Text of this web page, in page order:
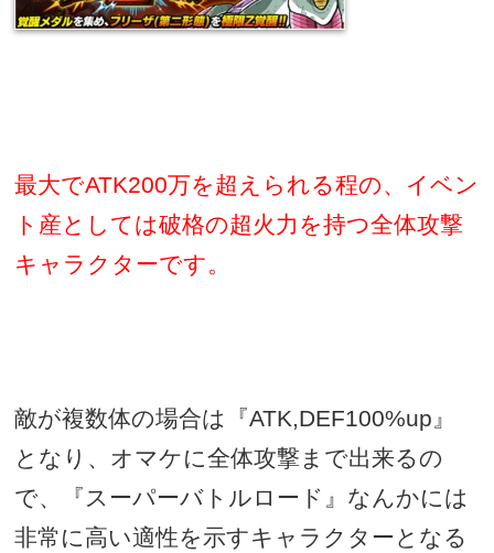
最大でATK200万を超えられる程の、イベン
ト産としては破格の超火力を持つ全体攻撃
キャラクターです。
敵が複数体の場合は『ATK,DEF100%up』
となり、オマケに全体攻撃まで出来るの
で、『スーパーバトルロード』なんかには
非常に高い適性を示すキャラクターとなる